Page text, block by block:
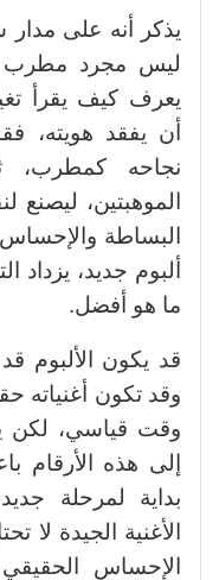
يذكر أنه على
ليس مجرد مطرب
يعرف كيف يقرأ
أن يفقد هويته،
نجاحه كمطرب،
الموهبتين،
البساطة والإحساس
ألبوم جديد، يزداد
ما هو أفضل.
قد يكون الألبوم
وقد تكون أغنياته
وقت قياسي، لكن
إلى هذه الأرقام
بداية لمرحلة
الأغنية الجيدة لا
الإحساس